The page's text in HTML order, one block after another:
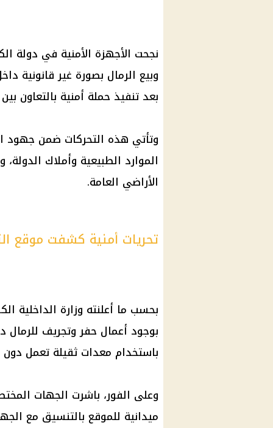
نجحت الأجهزة الأمنية في دولة
وبيع الرمال بصورة غير قانونية
بعد تنفيذ حملة أمنية بالتعاون
وتأتي هذه التحركات ضمن جهود
الموارد الطبيعية وأملاك
الأراضي العامة.
تحريات أمنية كشفت موقع
بحسب ما أعلنته وزارة الداخلية
بوجود أعمال حفر وتجريف للرمال
باستخدام معدات ثقيلة تعمل دون
وعلى الفور، باشرت الجهات
ميدانية للموقع بالتنسيق مع